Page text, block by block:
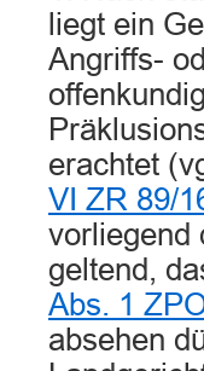
liegt ein
Angriffs-
erachtet
VI ZR 89/
vorliegend
geltend,
Abs. 1
absehen